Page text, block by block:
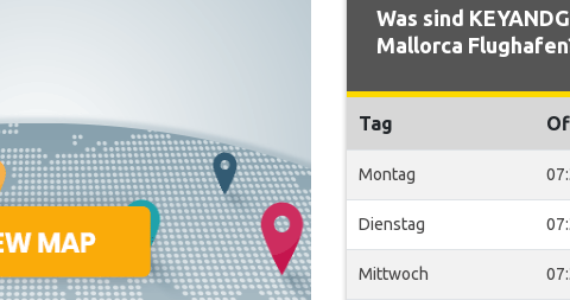
Was sind
Mallorca
Tag
Montag
Dienstag
Mittwoch